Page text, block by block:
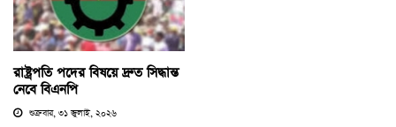
রাষ্ট্রপতি পদের বিষয়ে দ্রুত সিদ্ধান্ত
নেবে বিএনপি
শুক্রবার, ৩১ জুলাই, ২০২৬